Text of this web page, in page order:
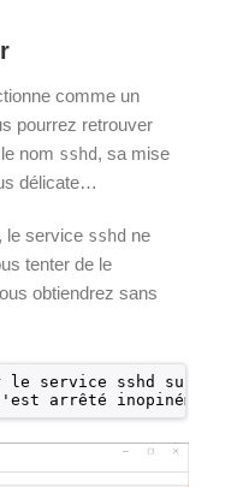
comme un
pourrez retrouver
nom sshd, sa mise
délicate…
le service sshd ne
tenter de le
obtiendrez sans
le service sshd sur
arrêté inopinément.